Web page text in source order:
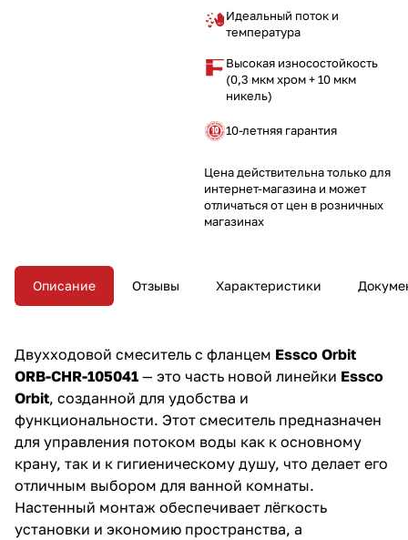
Идеальный поток и
температура
Высокая износостойкость
(0,3 мкм хром + 10 мкм
никель)
10-летняя гарантия
Цена действительна только для
интернет-магазина и может
отличаться от цен в розничных
магазинах
Описание Отзывы Характеристики
Двухходовой смеситель с фланцем Essco Orbit
ORB-CHR-105041 — это часть новой линейки Essco
Orbit, созданной для удобства и
функциональности. Этот смеситель предназначен
для управления потоком воды как к основному
крану, так и к гигиеническому душу, что делает его
отличным выбором для ванной комнаты.
Настенный монтаж обеспечивает лёгкость
установки и экономию пространства, а